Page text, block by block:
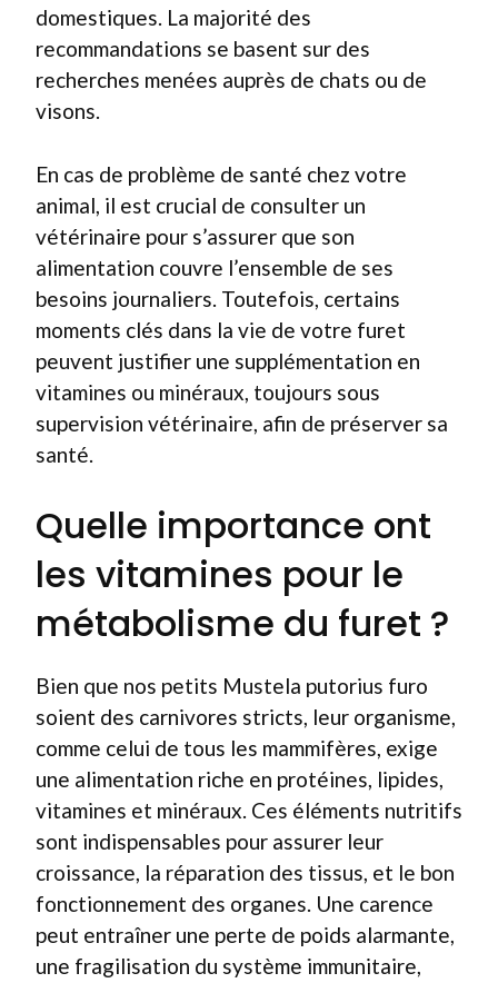
domestiques. La majorité des
recommandations se basent sur des
recherches menées auprès de chats ou de
visons.
En cas de problème de santé chez votre
animal, il est crucial de consulter un
vétérinaire pour s’assurer que son
alimentation couvre l’ensemble de ses
besoins journaliers. Toutefois, certains
moments clés dans la vie de votre furet
peuvent justifier une supplémentation en
vitamines ou minéraux, toujours sous
supervision vétérinaire, afin de préserver sa
santé.
Quelle importance ont
les vitamines pour le
métabolisme du furet ?
Bien que nos petits Mustela putorius furo
soient des carnivores stricts, leur organisme,
comme celui de tous les mammifères, exige
une alimentation riche en protéines, lipides,
vitamines et minéraux. Ces éléments nutritifs
sont indispensables pour assurer leur
croissance, la réparation des tissus, et le bon
fonctionnement des organes. Une carence
peut entraîner une perte de poids alarmante,
une fragilisation du système immunitaire,